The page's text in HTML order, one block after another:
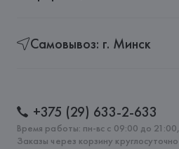
Самовывоз: г. Минск
+375 (29) 633-2-633
Время работы: пн-вс с 09:00 до 21:00,
Заказы через корзину круглосуточно